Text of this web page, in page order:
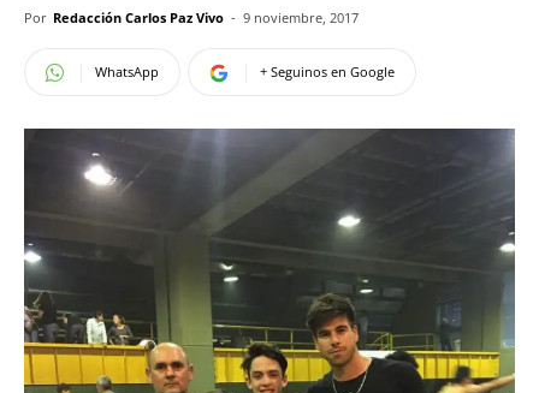
Por Redacción Carlos Paz Vivo - 9 noviembre, 2017
WhatsApp + Seguinos en Google